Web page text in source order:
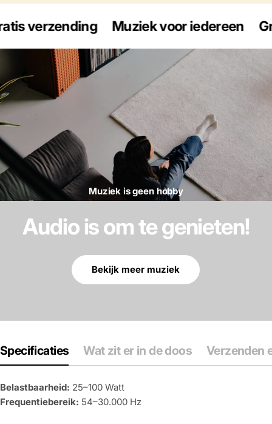
Muziek voor iedereen
Muziek is geen hobby
Audio is om te genieten!
Bekijk meer muziek
Specificaties Wat zit er in de doos Verzenden
Belastbaarheid: 25–100 Watt
Frequentiebereik: 54–30.000 Hz